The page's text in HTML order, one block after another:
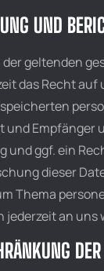
UND
der geltenden
das Recht
und Empfänger
und ggf. ein
dieser
Thema
jederzeit an uns
DER